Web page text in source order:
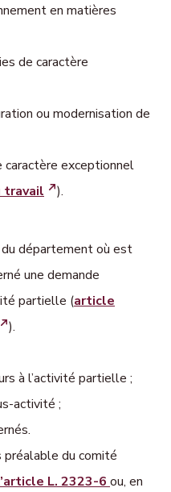
en matières
de caractère
ou modernisation de
caractère exceptionnel
travail
).
du département où est
une demande
partielle (article
).
à l’activité partielle ;
activité ;
préalable du comité
L. 2323-6 ou, en